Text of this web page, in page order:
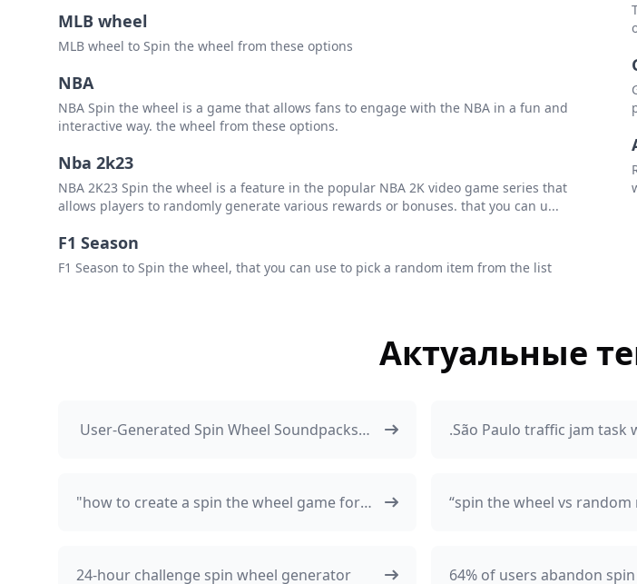
MLB wheel
MLB wheel to Spin the wheel from these options
NBA
NBA Spin the wheel is a game that allows fans to engage with the NBA in a fun and
interactive way. the wheel from these options.
Nba 2k23
NBA 2K23 Spin the wheel is a feature in the popular NBA 2K video game series that
allows players to randomly generate various rewards or bonuses. that you can u...
F1 Season
F1 Season to Spin the wheel, that you can use to pick a random item from the list
Актуальные
​​ User-Generated Spin Wheel Soundpacks
.São Paulo traffic jam task
"how to create a spin the wheel game for
“spin the wheel vs
24-hour challenge spin wheel generator ​64% of users abandon